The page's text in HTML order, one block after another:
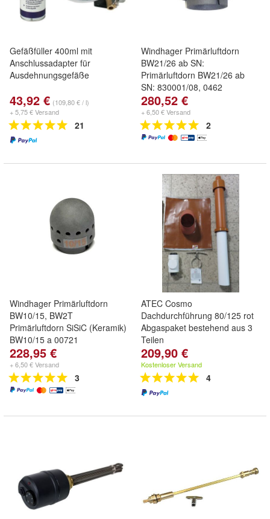
Gefäßfüller 400ml mit
Anschlussadapter für
Ausdehnungsgefäße
43,92 € (109,80 € / l)
+ 5,75 € Versand
21
Windhager Primärluftdorn
BW21/26 ab SN:
Primärluftdorn BW21/26 ab
SN: 830001/08, 0462
280,52 €
+ 6,50 € Versand
2
Windhager Primärluftdorn
BW10/15, BW2T
Primärluftdorn SiSiC (Keramik)
BW10/15 a 00721
228,95 €
+ 6,50 € Versand
3
ATEC Cosmo
Dachdurchführung 80/125 rot
Abgaspaket bestehend aus 3
Teilen
209,90 €
Kostenloser Versand
4